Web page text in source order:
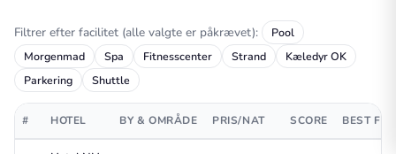
Filtrer efter facilitet (alle valgte er påkrævet):
Pool
Morgenmad
Spa Fitnesscenter Strand
Kæledyr OK
Parkering
Shuttle
# HOTEL BY & OMRÅDE PRIS/NAT SCORE BEST FOR